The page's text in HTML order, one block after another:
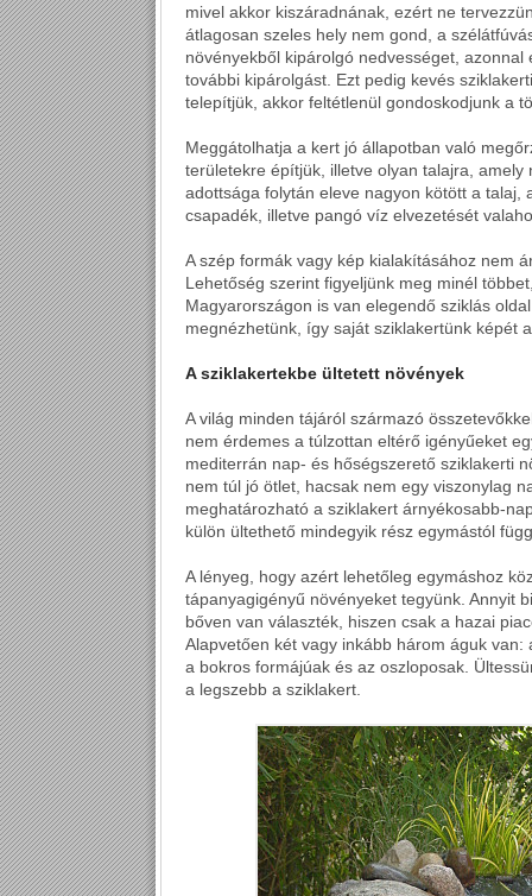
mivel akkor kiszáradnának, ezért ne
átlagosan szeles hely nem gond, a
növényekből kipárolgó nedvességet,
további kipárolgást. Ezt pedig kevés
telepítjük, akkor feltétlenül gondoskodjunk a
Meggátolhatja a kert jó állapotban való
területekre építjük, illetve olyan talajra,
adottsága folytán eleve nagyon kötött a
csapadék, illetve pangó víz elvezetését
A szép formák vagy kép kialakításához nem
Lehetőség szerint figyeljünk meg minél
Magyarországon is van elegendő sziklás
megnézhetünk, így saját sziklakertünk képét
A sziklakertekbe ültetett növények
A világ minden tájáról származó
nem érdemes a túlzottan eltérő igényűeket
mediterrán nap- és hőségszerető sziklakerti
nem túl jó ötlet, hacsak nem egy viszonylag
meghatározható a sziklakert árnyékosabb-
külön ültethető mindegyik rész egymástól
A lényeg, hogy azért lehetőleg egymáshoz
tápanyagigényű növényeket tegyünk. Annyit
bőven van választék, hiszen csak a hazai
Alapvetően két vagy inkább három águk
a bokros formájúak és az oszloposak.
a legszebb a sziklakert.